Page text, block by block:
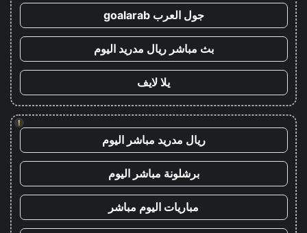
جول العرب goalarab
بث مباشر ريال مدريد اليوم
يلا لايف
!
ريال مدريد مباشر اليوم
برشلونة مباشر اليوم
مباريات اليوم مباشر